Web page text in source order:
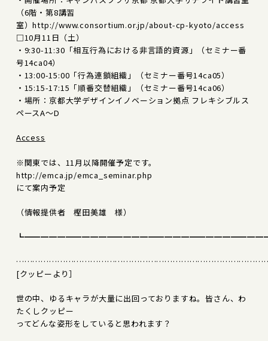
（6階・第8講習
室）http://www.consortium.or.jp/about-cp-kyoto/access
□10月11日（土）
・9:30-11:30「相互行為における非言語的資源」（セミナー番
号14ca04）
・13:00-15:00「行為連鎖組織」（セミナー番号14ca05）
・15:15-17:15「順番交替組織」（セミナー番号14ca06）
・場所：京都大学デザインイノベーション拠点 フレキシブルス
ペースA～D
Access
※関東では、11月以降開催予定です。
http://emca.jp/emca_seminar.php
にて案内予定
（情報提供者 樫田美雄 様）
[クッピーより］
世の中、ゆるキャラが大量に出回っておりますね。皆さん、わ
たくしクッピー
ってどんな姿形をしていると思われます？